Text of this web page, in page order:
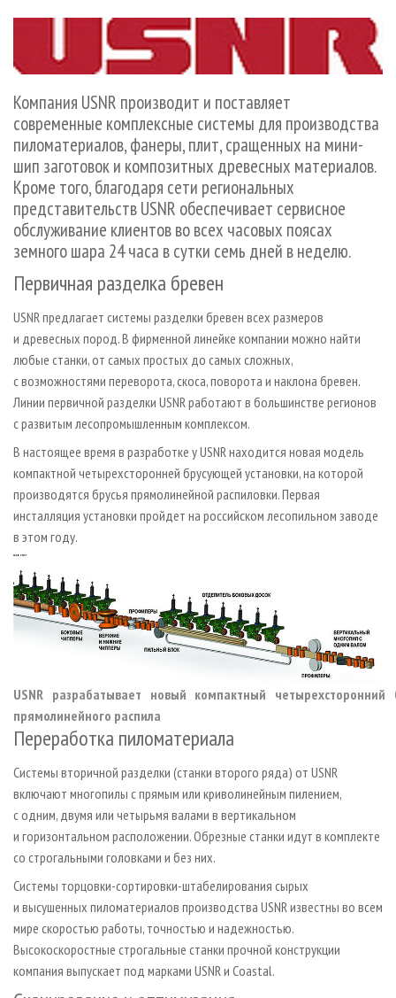
ПРОИЗВОДСТВО ДРЕВЕСНЫХ ПЛИТ
ДЕРЕВЯННОЕ ДОМОСТРОЕНИЕ
ПРОИЗВОДСТВО МЕБЕЛИ
БИОЭНЕРГЕТИКА
ЦБП
ИНСТРУМЕНТ И МАТЕРИАЛЫ
ПЕРСОНЫ
МОБИЛЬНЫЕ ВЫСТАВКИ
ОФИЦИАЛЬНЫЕ ДЕЛЕГАЦИИ
ПРИОРИТЕТНЫЕ ИНВЕСТПРОЕКТЫ
RUSSIAN FORESTRY REVIEW
ГАЗЕТА ЛЕСПРОМФОРУМ
БИБЛИОТЕКА СПЕЦИАЛИСТА
КОНТАКТЫ
РЕКЛАМА
РЕКЛАМА НА САЙТЕ
Компания USNR производит и поставляет
современные комплексные системы для производства
пиломатериалов, фанеры, плит, сращенных на мини-
шип заготовок и композитных древесных материалов.
Кроме того, благодаря сети региональных
представительств USNR обеспечивает сервисное
обслуживание клиентов во всех часовых поясах
земного шара 24 часа в сутки семь дней в неделю.
Первичная разделка бревен
USNR предлагает системы разделки бревен всех размеров
и древесных пород. В фирменной линейке компании можно найти
любые станки, от самых простых до самых сложных,
с возможностями переворота, скоса, поворота и наклона бревен.
Линии первичной разделки USNR работают в большинстве регионов
с развитым лесопромышленным комплексом.
В настоящее время в разработке у USNR находится новая модель
компактной четырехсторонней брусующей установки, на которой
производятся брусья прямолинейной распиловки. Первая
инсталляция установки пройдет на российском лесопильном заводе
в этом году.
USNR разрабатывает новый компактный
прямолинейного распила
Переработка пиломатериала
Системы вторичной разделки (станки второго ряда) от USNR
включают многопилы с прямым или криволинейным пилением,
с одним, двумя или четырьмя валами в вертикальном
и горизонтальном расположении. Обрезные станки идут в комплекте
со строгальными головками и без них.
Системы торцовки­-сортировки­-штабелирования сырых
и высушенных пиломатериалов производства USNR известны во всем
мире скоростью работы, точностью и надежностью.
Высокоскоростные строгальные станки прочной конструкции
компания выпускает под марками USNR и Coastal.